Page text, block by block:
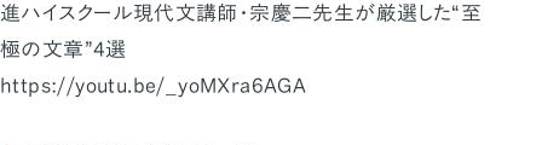
進ハイスクール現代文講師・宗慶二先生が厳選した“至
極の文章”4選
https://youtu.be/_yoMXra6AGA